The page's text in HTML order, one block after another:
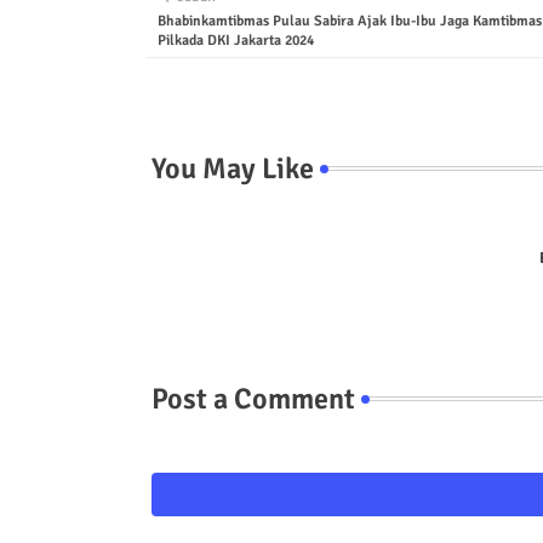
Bhabinkamtibmas Pulau Sabira Ajak Ibu-Ibu Jaga
Pilkada DKI Jakarta 2024
You May Like
Post a Comment